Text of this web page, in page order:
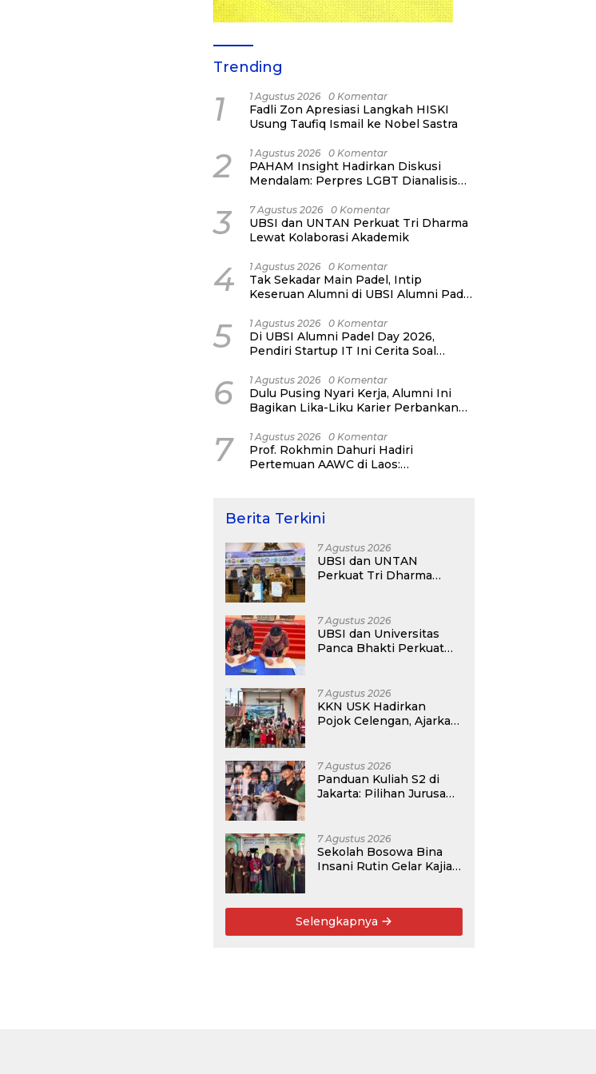
Trending
1 1 Agustus 2026 0 Komentar
Fadli Zon Apresiasi Langkah HISKI
Usung Taufiq Ismail ke Nobel Sastra
2 1 Agustus 2026 0 Komentar
PAHAM Insight Hadirkan Diskusi
Mendalam: Perpres LGBT Dianalisis
Bukan Ancaman Individual
3 7 Agustus 2026 0 Komentar
UBSI dan UNTAN Perkuat Tri Dharma
Lewat Kolaborasi Akademik
4 1 Agustus 2026 0 Komentar
Tak Sekadar Main Padel, Intip
Keseruan Alumni di UBSI Alumni Padel
5 1 Agustus 2026 0 Komentar
Di UBSI Alumni Padel Day 2026,
Pendiri Startup IT Ini Cerita Soal
Network Alumni
6 1 Agustus 2026 0 Komentar
Dulu Pusing Nyari Kerja, Alumni Ini
Bagikan Lika-Liku Karier Perbankan
Day 2026
7 1 Agustus 2026 0 Komentar
Prof. Rokhmin Dahuri Hadiri
Pertemuan AAWC di Laos:
Berita Terkini
7 Agustus 2026
UBSI dan UNTAN
Perkuat Tri Dharma
7 Agustus 2026
UBSI dan Universitas
Panca Bhakti Perkuat
7 Agustus 2026
KKN USK Hadirkan
Pojok Celengan, Ajarkan
7 Agustus 2026
Panduan Kuliah S2 di
Jakarta: Pilihan Jurusan,
7 Agustus 2026
Sekolah Bosowa Bina
Insani Rutin Gelar Kajian
Umum
Selengkapnya